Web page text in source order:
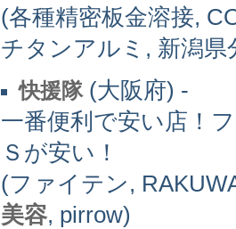
(各種精密板金溶接,
チタンアルミ, 新潟
快援隊(大阪府) -
一番便利で安い店！
Ｓが安い！
(ファイテン,
美容, pirrow)